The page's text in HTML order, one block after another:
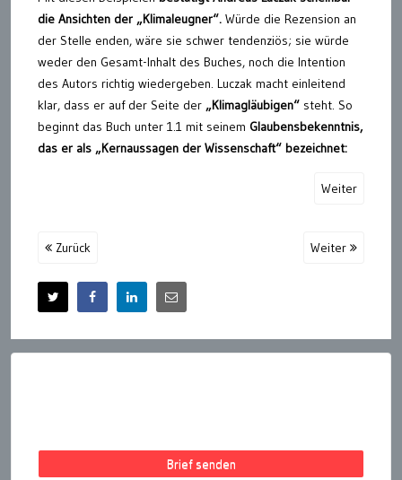
die Ansichten der „Klimaleugner“. Würde die Rezension an
der Stelle enden, wäre sie schwer tendenziös; sie würde
weder den Gesamt-Inhalt des Buches, noch die Intention
des Autors richtig wiedergeben. Luczak macht einleitend
klar, dass er auf der Seite der „Klimagläubigen“ steht. So
beginnt das Buch unter 1.1 mit seinem Glaubensbekenntnis,
das er als „Kernaussagen der Wissenschaft“ bezeichnet:
Weiter
Zurück Weiter
Brief senden